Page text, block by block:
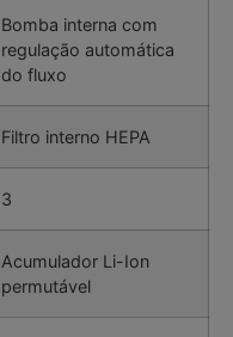
Bomba interna com
regulação automática
do fluxo
Filtro interno HEPA
3
Acumulador Li-Ion
permutável